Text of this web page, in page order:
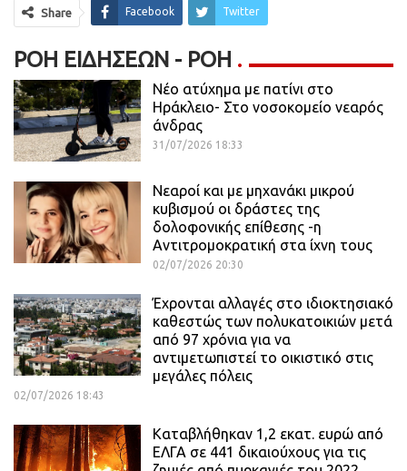
Share Facebook Twitter
ΡΟΉ ΕΙΔΉΣΕΩΝ - ΡΟΗ
Νέο ατύχημα με πατίνι στο
Ηράκλειο- Στο νοσοκομείο νεαρός
άνδρας
31/07/2026 18:33
Νεαροί και με μηχανάκι μικρού
κυβισμού οι δράστες της
δολοφονικής επίθεσης -η
Αντιτρομοκρατική στα ίχνη τους
02/07/2026 20:30
Έχρονται αλλαγές στο ιδιοκτησιακό
καθεστώς των πολυκατοικιών μετά
από 97 χρόνια για να
αντιμετωπιστεί το οικιστικό στις
μεγάλες πόλεις
02/07/2026 18:43
Καταβλήθηκαν 1,2 εκατ. ευρώ από
ΕΛΓΑ σε 441 δικαιούχους για τις